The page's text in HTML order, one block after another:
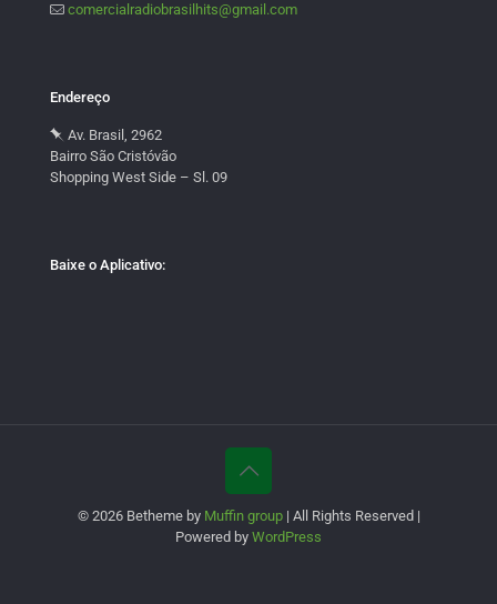
comercialradiobrasilhits@gmail.com
Endereço
Av. Brasil, 2962
Bairro São Cristóvão
Shopping West Side – Sl. 09
Baixe o Aplicativo:
© 2026 Betheme by Muffin group| All Rights Reserved |
Powered by WordPress